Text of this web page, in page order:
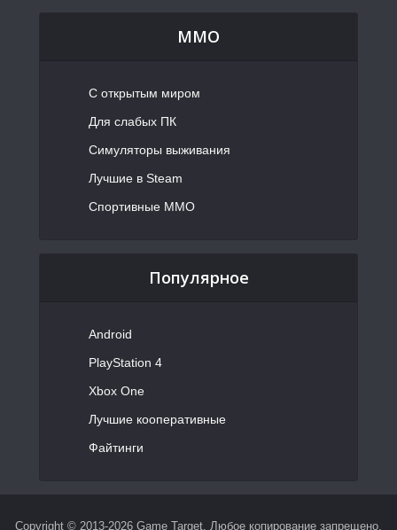
MMO
С открытым миром
Для слабых ПК
Симуляторы выживания
Лучшие в Steam
Спортивные MMO
Популярное
Android
PlayStation 4
Xbox One
Лучшие кооперативные
Файтинги
Copyright © 2013-2026 Game Target. Любое копирование запрещено.